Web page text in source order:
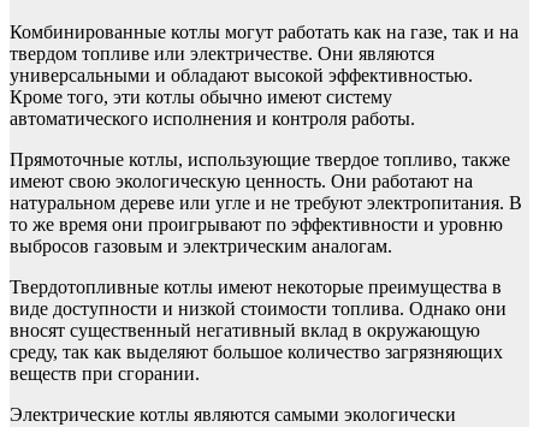
Комбинированные котлы могут работать как на газе, так и на
твердом топливе или электричестве. Они являются
универсальными и обладают высокой эффективностью.
Кроме того, эти котлы обычно имеют систему
автоматического исполнения и контроля работы.
Прямоточные котлы, использующие твердое топливо, также
имеют свою экологическую ценность. Они работают на
натуральном дереве или угле и не требуют электропитания. В
то же время они проигрывают по эффективности и уровню
выбросов газовым и электрическим аналогам.
Твердотопливные котлы имеют некоторые преимущества в
виде доступности и низкой стоимости топлива. Однако они
вносят существенный негативный вклад в окружающую
среду, так как выделяют большое количество загрязняющих
веществ при сгорании.
Электрические котлы являются самыми экологически